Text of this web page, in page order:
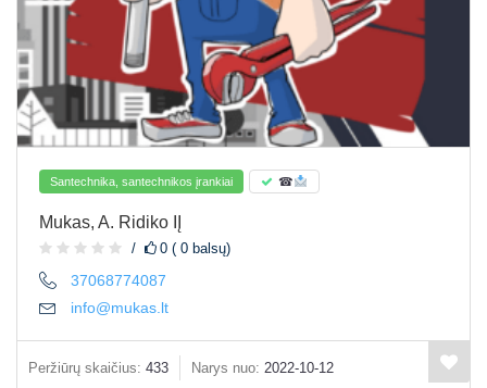
Santechnika, santechnikos įrankiai ☎
Mukas, A. Ridiko IĮ
0 ( 0 balsų)
37068774087
info@mukas.lt
Peržiūrų skaičius: 433 Narys nuo: 2022-10-12